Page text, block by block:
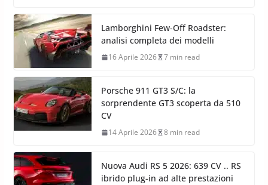
Lamborghini Few-Off Roadster:
analisi completa dei modelli
16 Aprile 2026 7 min read
Porsche 911 GT3 S/C: la
sorprendente GT3 scoperta da 510
CV
14 Aprile 2026 8 min read
Nuova Audi RS 5 2026: 639 CV .. RS
ibrido plug-in ad alte prestazioni